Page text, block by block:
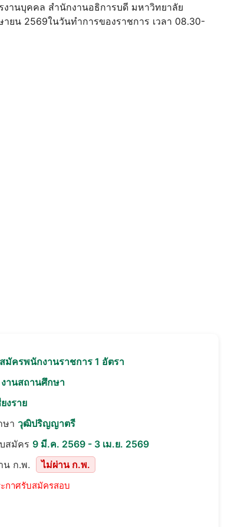
งานบุคคล สํานักงานอธิการบดี มหาวิทยาลัย
ยน 2569ในวันทําการของราชการ เวลา 08.30-
มัครพนักงานราชการ 1 อัตรา
งานสถานศึกษา
ยงราย
ษา วุฒิปริญญาตรี
สมัคร 9 มี.ค. 2569 - 3 เม.ย. 2569
น ก.พ.
ไม่ผ่าน ก.พ.
กาศรับสมัครสอบ